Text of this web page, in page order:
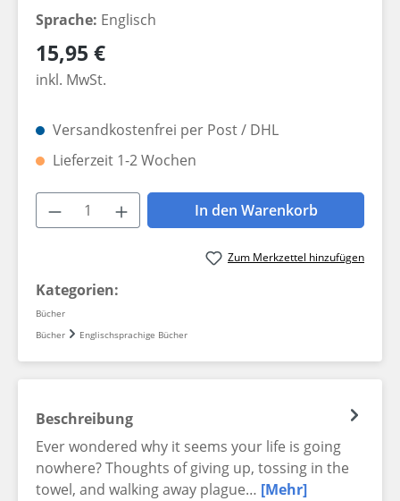
Sprache: Englisch
Regulärer Preis:
15,95 €
inkl. MwSt.
Versandkostenfrei per Post / DHL
Lieferzeit 1-2 Wochen
Produkt Anzahl: Gib den
In den Warenkorb
Zum Merkzettel hinzufügen
Kategorien:
Bücher
Bücher
Englischsprachige Bücher
Beschreibung
Ever wondered why it seems your life is going
nowhere? Thoughts of giving up, tossing in the
towel, and walking away plague… [Mehr]